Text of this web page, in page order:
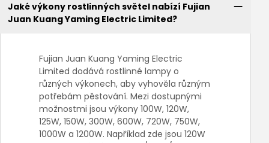
Jaké výkony rostlinných světel nabízí Fujian
Juan Kuang Yaming Electric Limited?
Fujian Juan Kuang Yaming Electric
Limited dodává rostlinné lampy o
různých výkonech, aby vyhověla různým
potřebám pěstování. Mezi dostupnými
možnostmi jsou výkony 100W, 120W,
125W, 150W, 300W, 600W, 720W, 750W,
1000W a 1200W. Například zde jsou 120W